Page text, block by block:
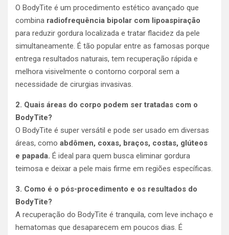
O BodyTite é um procedimento estético avançado que
combina radiofrequência bipolar com lipoaspiração
para reduzir gordura localizada e tratar flacidez da pele
simultaneamente. É tão popular entre as famosas porque
entrega resultados naturais, tem recuperação rápida e
melhora visivelmente o contorno corporal sem a
necessidade de cirurgias invasivas.
2. Quais áreas do corpo podem ser tratadas com o
BodyTite?
O BodyTite é super versátil e pode ser usado em diversas
áreas, como abdômen, coxas, braços, costas, glúteos
e papada. É ideal para quem busca eliminar gordura
teimosa e deixar a pele mais firme em regiões específicas.
3. Como é o pós-procedimento e os resultados do
BodyTite?
A recuperação do BodyTite é tranquila, com leve inchaço e
hematomas que desaparecem em poucos dias. É